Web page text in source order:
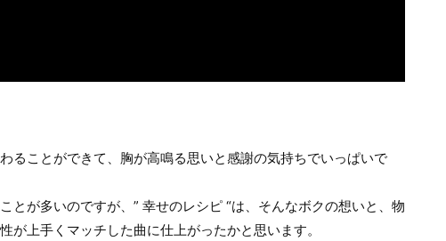
ることができて、胸が高鳴る思いと感謝の気持ちでいっぱいで
とが多いのですが、” 幸せのレシピ “は、そんなボクの想いと、物
上手くマッチした曲に仕上がったかと思います。